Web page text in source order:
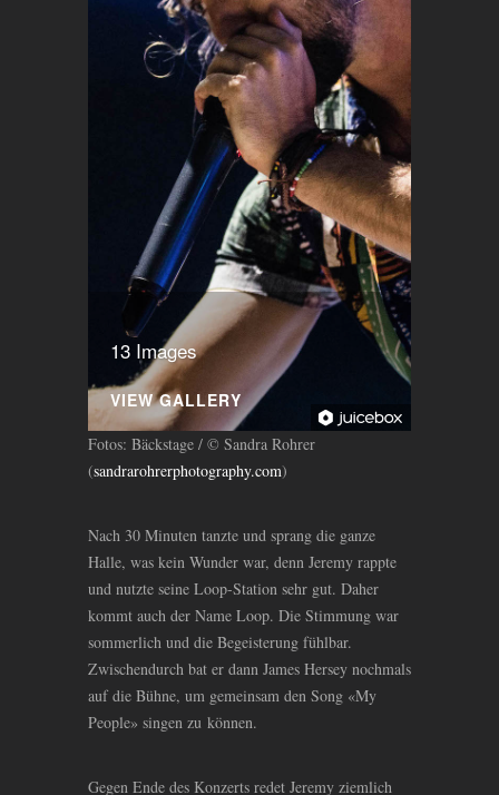
13 Images
VIEW GALLERY
Fotos: Bäckstage / © Sandra Rohrer
(sandrarohrerphotography.com)
Nach 30 Minuten tanzte und sprang die ganze
Halle, was kein Wunder war, denn Jeremy rappte
und nutzte seine Loop-Station sehr gut. Daher
kommt auch der Name Loop. Die Stimmung war
sommerlich und die Begeisterung fühlbar.
Zwischendurch bat er dann James Hersey nochmals
auf die Bühne, um gemeinsam den Song «My
People» singen zu können.
Gegen Ende des Konzerts redet Jeremy ziemlich